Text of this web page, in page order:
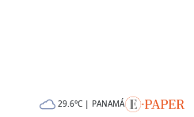
29.6°C | PANAMÁ